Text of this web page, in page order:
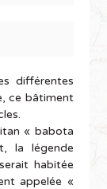
différentes
ce bâtiment
« babota
la légende
habitée
appelée «